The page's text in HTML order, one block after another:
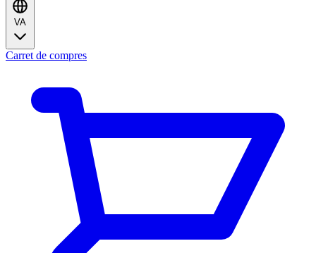
VA
Carret de compres